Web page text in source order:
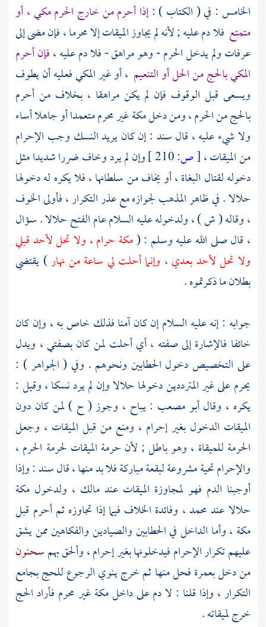
الخامس : في ( الكتاب ) :إذا أحرم من خارج الحرم مكي ، أو
متمتع فلا دم عليه ; لأنه لم يجاوز الميقات إلا محرما ، فإن مضى إلى
عرفاتولم يدخل الحرم - وهو مراهق - فلا دم عليه ،فإن أحرم
المكي بالحج من الحل أوالتنعيم ، أو غير المكي فعليه أن يطوف
ويسعى قبل الوقوف فإن لم يكن مراهقا ، بخلاف من أحرم
بالحج من الحرم ، ومن دخلمكةغير محرم متعمدا أو جاهلا أساء
ولا شيء عليه ، قالسند : إن كان يريد النسك وجب الإحرام
من الميقات ،[ص:
وإن لم يرد وخاف ضررا شديدا مثل
دخوله لقتال البغاة ، أو يخاف من سلطانها ، فلا يكره له دخولها
حلالا . في ظاهر المذهب لجوازه مع عذر التكرار ، فأولى الخوف
، وقاله ( ش ) ، ولدخوله عليه السلام عام الفتح حلالا . سؤال
، قال صلى الله عليه وسلم : (مكة حرام ، ولا تحل لأحد قبلي
ولا تحل لأحد بعدي ، وإنما أحلت لي ساعة من نهار) يقتضي
بطلان ما ذكرتموه .
جوابه : إنه عليه السلام إن كان آمنا فذلك خاص به ، وإن كان
خائفا فالإشارة إلى صفته ، أي أحلت لمن كان بصفتي ، ويدل
على التخصيص دخول الحطابين ونحوهم . وفي ( الجواهر ) :
يحرم على غير المترددين دخولها حلالا وإن لم يرد نسكا ، وقيل :
يكره ، وقالأبو مصعب : يباح ، وجوز ( ح ) لمن كان دون
الميقات الدخول بغير إحرام ، ومنع من قبل الميقات ، وجعل
الحرمة للميقاة ، وهو باطل ; لأن حرمة الميقات لحرمة الحرم ،
والإحرام تحية مشروعة لبقعة مباركة فلا بد منها ، قالسند: وإذا
أوجبنا الدم فهو لمجاوزة الميقات عند مالك ، ولدخول مكة
حلالا عندمحمد، وفائدة الخلاف فيما إذا تجاوزه ثم أحرم قبل
مكة ، وأما الداخل في الحطابين والصيادين والفكاهين ممن يشق
عليهم تكرار الإحرام فيدخلونها بغير إحرام ، وألحق بهمسحنون
من دخل بعمرة فحل منها ثم خرج ينوي الرجوع للحج بجامع
التكرار ، وإذا قلنا : لا دم على داخلمكةغير محرم فأراد الحج
خرج لميقاته .